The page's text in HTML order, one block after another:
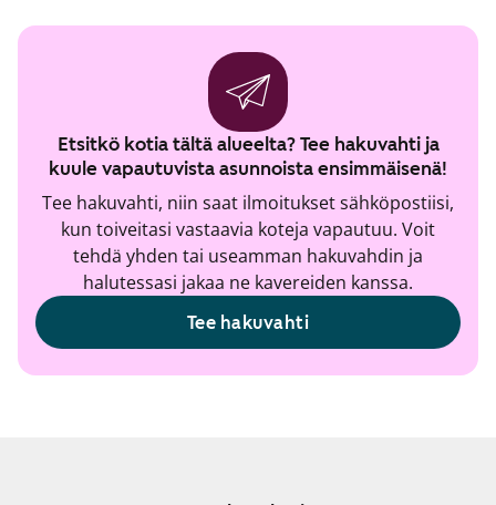
Etsitkö kotia tältä alueelta? Tee hakuvahti ja
kuule vapautuvista asunnoista ensimmäisenä!
Tee hakuvahti, niin saat ilmoitukset sähköpostiisi,
kun toiveitasi vastaavia koteja vapautuu. Voit
tehdä yhden tai useamman hakuvahdin ja
halutessasi jakaa ne kavereiden kanssa.
Tee hakuvahti